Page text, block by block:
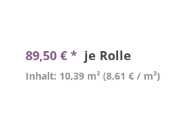
89,50 € * je Rolle
Inhalt: 10,39 m² (8,61 € / m²)